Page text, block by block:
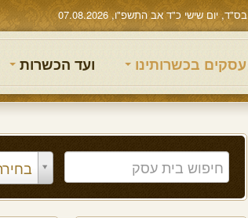
בס"ד, יום שישי כ"ד אב התשפ"ו, 07.08.2026
עסקים בכשרותינו ועד הכשרות